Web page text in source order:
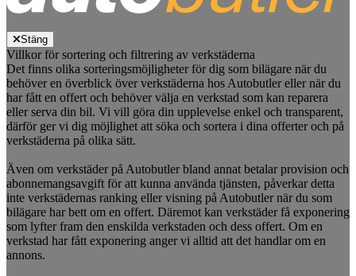
Stäng
Villkor för sortering och filtrering av verkstäderna
Det finns olika sorteringsmöjligheter för dig som bilägare när du
behöver en överblick över verkstäderna hos Autobutler eller när du
har fått en offert och behöver välja en verkstad som kan reparera
eller serva din bil. Vi vill göra din upplevelse enkel och transparent,
därför ger vi dig möjlighet att söka och sortera i dina offerter och på
verkstäderna på olika sätt.
Även om verkstäder på Autobutler bland annat betalar provision och
abonnemangsavgift för att kunna använda tjänsten, påverkar detta
inte verkstädernas ranking eller visning på Autobutler när du som
bilägare har bett om en offert. Däremot kan verkstäder få exponering
som lyfter fram den enskilda verkstaden och dess offert. Om en
verkstad har fått exponering anger vi alltid att det handlar om en
annons.